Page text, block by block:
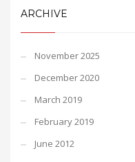
ARCHIVE
November 2025
December 2020
March 2019
February 2019
June 2012